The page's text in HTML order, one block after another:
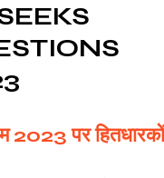
Intermediate
Tax Law
पर हितधारकों